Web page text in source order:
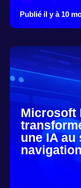
Publié il y à 10
Microsoft
une IA au